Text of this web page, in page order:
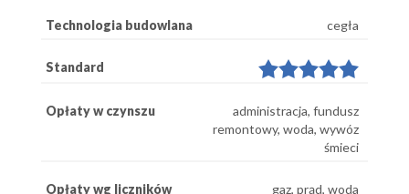
Technologia budowlana cegła
Standard
Opłaty w czynszu
administracja, fundusz
remontowy, woda, wywóz
śmieci
Opłaty wg liczników gaz, prąd, woda